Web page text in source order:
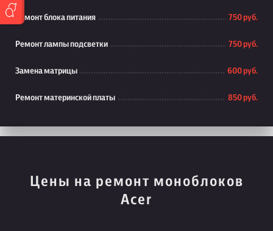
Ремонт блока питания 750 руб.
Ремонт лампы подсветки 750 руб.
Замена матрицы 600 руб.
Ремонт материнской платы 850 руб.
Цены на ремонт моноблоков
Acer